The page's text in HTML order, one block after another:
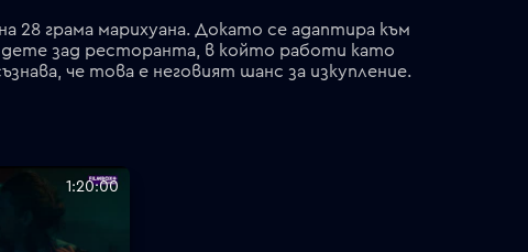
28 грама марихуана. Докато се адаптира към
зад ресторанта, в който работи като
че това е неговият шанс за изкупление.
1:20:00